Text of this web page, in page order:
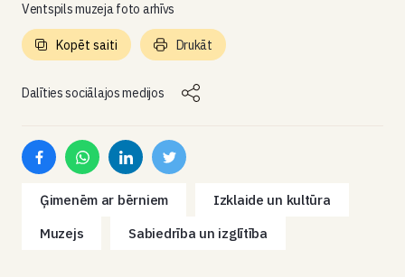
Ventspils muzeja foto arhīvs
Dalīties sociālajos medijos
Kopēt saiti Drukāt
Ģimenēm ar bērniem
Izklaide un kultūra
Muzejs
Sabiedrība un izglītība